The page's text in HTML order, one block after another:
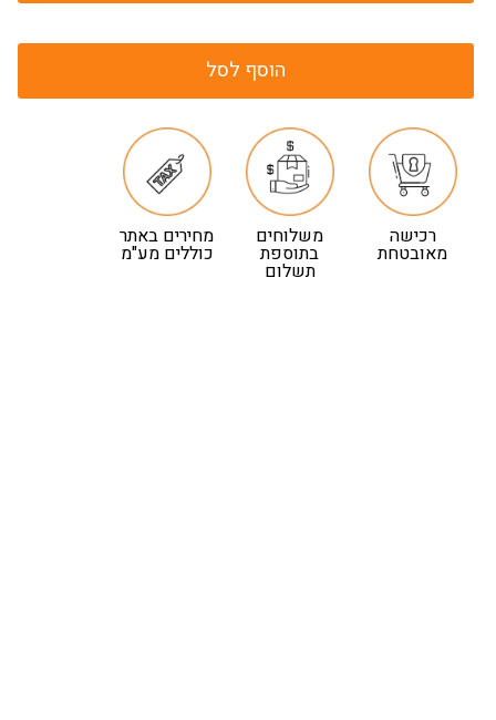
הוסף לסל
רכישה
מאובטחת
משלוחים
בתוספת
תשלום
מחירים באתר
כוללים מע"מ